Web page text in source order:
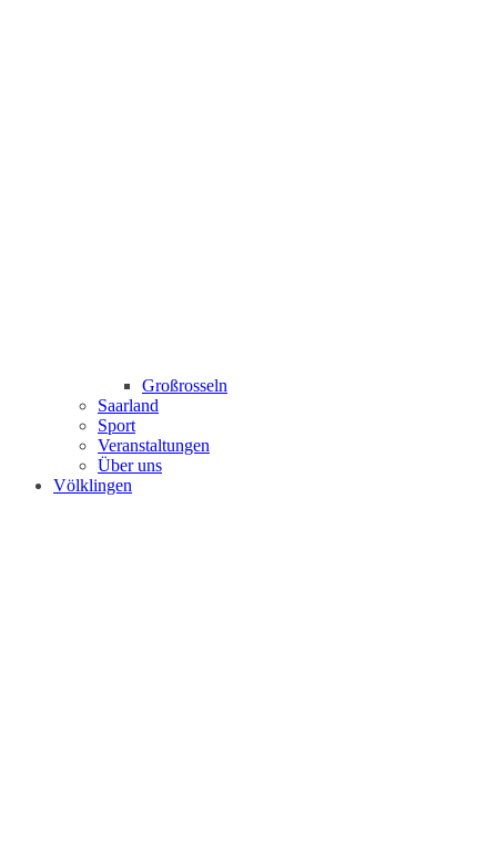
Großrosseln
Saarland
Sport
Veranstaltungen
Über uns
Völklingen